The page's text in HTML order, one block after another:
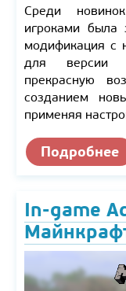
Среди
игроками была
модификация с
для версии
прекрасную
созданием
применяя
Подробнее
In-game